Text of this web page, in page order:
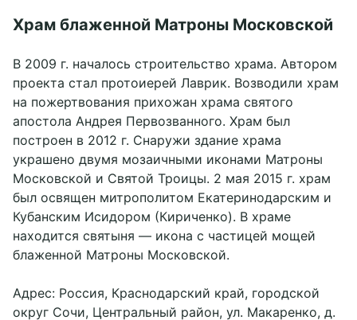
Храм блаженной Матроны Московской
В 2009 г. началось строительство храма. Автором
проекта стал протоиерей Лаврик. Возводили храм
на пожертвования прихожан храма святого
апостола Андрея Первозванного. Храм был
построен в 2012 г. Снаружи здание храма
украшено двумя мозаичными иконами Матроны
Московской и Святой Троицы. 2 мая 2015 г. храм
был освящен митрополитом Екатеринодарским и
Кубанским Исидором (Кириченко). В храме
находится святыня — икона с частицей мощей
блаженной Матроны Московской.
Адрес: Россия, Краснодарский край, городской
округ Сочи, Центральный район, ул. Макаренко, д.